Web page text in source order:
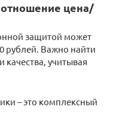
цена/
защитой может
рублей. Важно найти
учитывая
– это комплексный